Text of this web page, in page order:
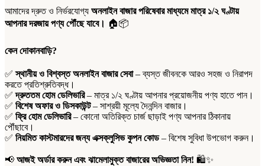
আমাদের দ্রুত ও নির্ভরযোগ্য অনলাইন বাজার পরিষেবার মাধ্যমে মাত্র ১/২ ঘণ্টায়
আপনার দরজায় পণ্য পৌঁছে যাবে। 🏠📦
কেন দোকানবাড়ি?
✅স্থানীয় ও বিশ্বস্ত অনলাইন বাজার সেবা– ব্যস্ত জীবনকে আরও সহজ ও নিরাপদ
করতে প্রতিশ্রুতিবদ্ধ।
✅দ্রুততম হোম ডেলিভারি– মাত্র ১/২ ঘণ্টায় আপনার প্রয়োজনীয় পণ্য হাতে পান।
✅ বিশেষ অফার ও ডিসকাউন্ট– সাশ্রয়ী মূল্যে দৈনন্দিন বাজার।
✅ ফ্রি হোম ডেলিভারি– কোনো অতিরিক্ত চার্জ ছাড়াই পণ্য আপনার ঠিকানায়
পৌঁছাবে।
✅ নিয়মিত কাস্টমারদের জন্য এক্সক্লুসিভ কুপন কোড– বিশেষ সুবিধা উপভোগ করুন।
📢 আজই অর্ডার করুন এবং ঝামেলামুক্ত বাজারের অভিজ্ঞতা নিন! 🛍️✨